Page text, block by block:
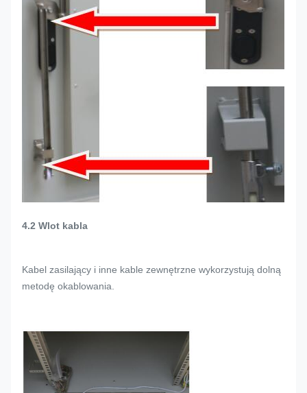
4.2 Wlot kabla
Kabel zasilający i inne kable zewnętrzne wykorzystują dolną
metodę okablowania.